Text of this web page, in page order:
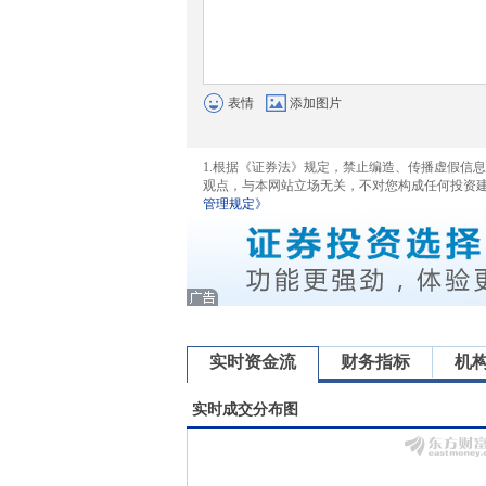
表情 添加图片
1.根据《证券法》规定，禁止编造、传播虚假信
观点，与本网站立场无关，不对您构成任何投资
管理规定》
实时资金流 财务指标 机
实时成交分布图